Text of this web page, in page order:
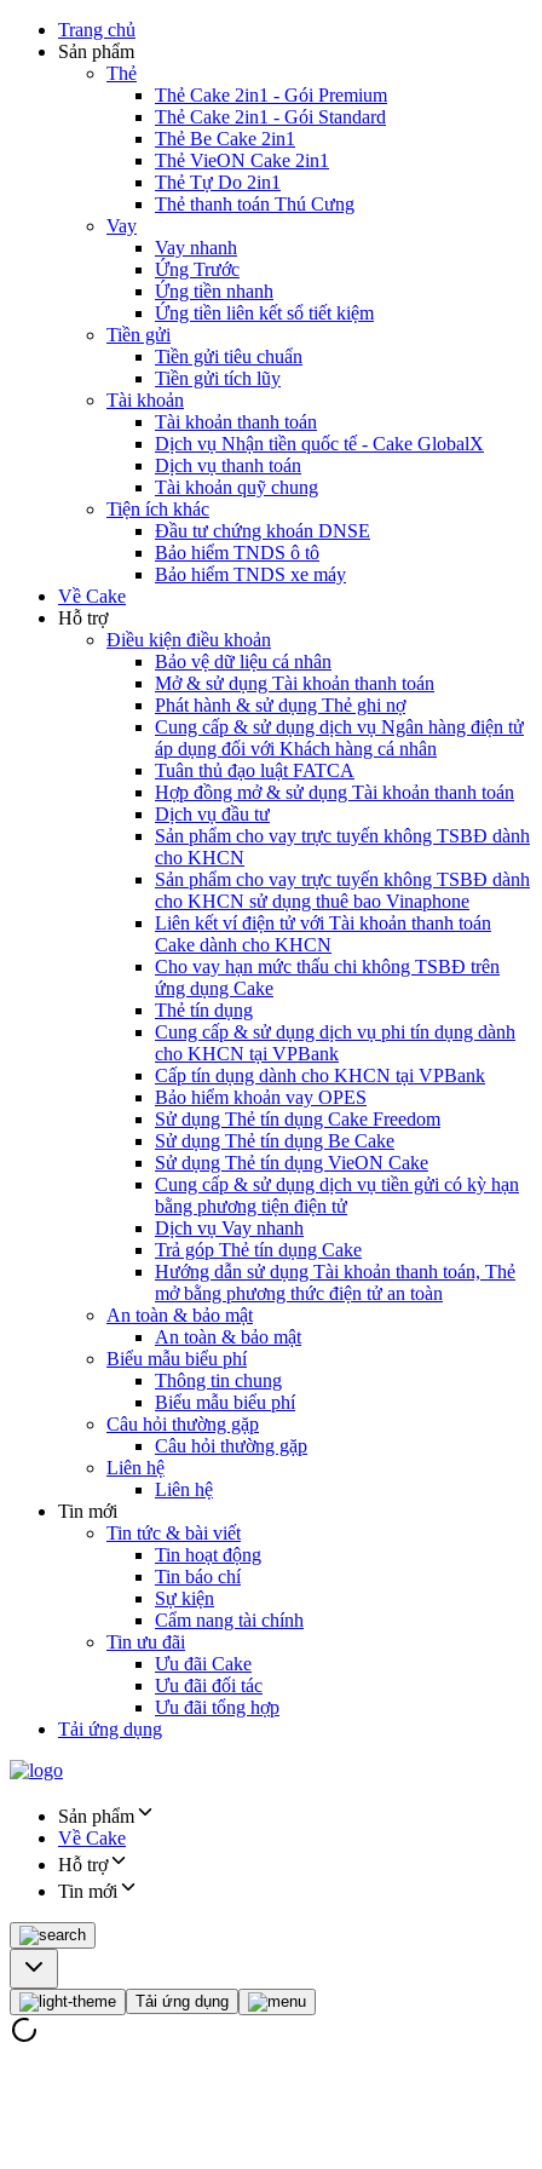
Trang chủ
Sản phẩm
Thẻ
Thẻ Cake 2in1 - Gói Premium
Thẻ Cake 2in1 - Gói Standard
Thẻ Be Cake 2in1
Thẻ VieON Cake 2in1
Thẻ Tự Do 2in1
Thẻ thanh toán Thú Cưng
Vay
Vay nhanh
Ứng Trước
Ứng tiền nhanh
Ứng tiền liên kết sổ tiết kiệm
Tiền gửi
Tiền gửi tiêu chuẩn
Tiền gửi tích lũy
Tài khoản
Tài khoản thanh toán
Dịch vụ Nhận tiền quốc tế - Cake GlobalX
Dịch vụ thanh toán
Tài khoản quỹ chung
Tiện ích khác
Đầu tư chứng khoán DNSE
Bảo hiểm TNDS ô tô
Bảo hiểm TNDS xe máy
Về Cake
Hỗ trợ
Điều kiện điều khoản
Bảo vệ dữ liệu cá nhân
Mở & sử dụng Tài khoản thanh toán
Phát hành & sử dụng Thẻ ghi nợ
Cung cấp & sử dụng dịch vụ Ngân hàng điện tử
áp dụng đối với Khách hàng cá nhân
Tuân thủ đạo luật FATCA
Hợp đồng mở & sử dụng Tài khoản thanh toán
Dịch vụ đầu tư
Sản phẩm cho vay trực tuyến không TSBĐ dành
cho KHCN
Sản phẩm cho vay trực tuyến không TSBĐ dành
cho KHCN sử dụng thuê bao Vinaphone
Liên kết ví điện tử với Tài khoản thanh toán
Cake dành cho KHCN
Cho vay hạn mức thấu chi không TSBĐ trên
ứng dụng Cake
Thẻ tín dụng
Cung cấp & sử dụng dịch vụ phi tín dụng dành
cho KHCN tại VPBank
Cấp tín dụng dành cho KHCN tại VPBank
Bảo hiểm khoản vay OPES
Sử dụng Thẻ tín dụng Cake Freedom
Sử dụng Thẻ tín dụng Be Cake
Sử dụng Thẻ tín dụng VieON Cake
Cung cấp & sử dụng dịch vụ tiền gửi có kỳ hạn
bằng phương tiện điện tử
Dịch vụ Vay nhanh
Trả góp Thẻ tín dụng Cake
Hướng dẫn sử dụng Tài khoản thanh toán, Thẻ
mở bằng phương thức điện tử an toàn
An toàn & bảo mật
An toàn & bảo mật
Biểu mẫu biểu phí
Thông tin chung
Biểu mẫu biểu phí
Câu hỏi thường gặp
Câu hỏi thường gặp
Liên hệ
Liên hệ
Tin mới
Tin tức & bài viết
Tin hoạt động
Tin báo chí
Sự kiện
Cẩm nang tài chính
Tin ưu đãi
Ưu đãi Cake
Ưu đãi đối tác
Ưu đãi tổng hợp
Tải ứng dụng
Sản phẩm
Về Cake
Hỗ trợ
Tin mới
Tải ứng dụng